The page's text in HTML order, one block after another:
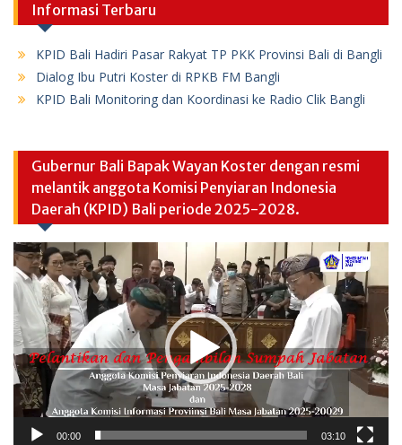
Informasi Terbaru
KPID Bali Hadiri Pasar Rakyat TP PKK Provinsi Bali di Bangli
Dialog Ibu Putri Koster di RPKB FM Bangli
KPID Bali Monitoring dan Koordinasi ke Radio Clik Bangli
Gubernur Bali Bapak Wayan Koster dengan resmi
melantik anggota Komisi Penyiaran Indonesia
Daerah (KPID) Bali periode 2025-2028.
Video
Player
00:00 03:10